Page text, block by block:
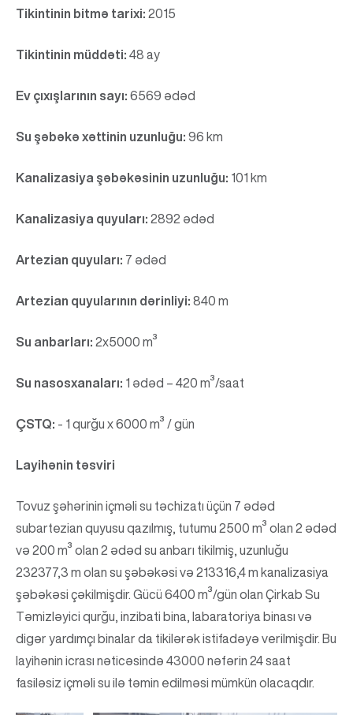
Tikintinin bitmə tarixi: 2015
Tikintinin müddəti: 48 ay
Ev çıxışlarının sayı: 6569 ədəd
Su şəbəkə xəttinin uzunluğu: 96 km
Kanalizasiya şəbəkəsinin uzunluğu: 101 km
Kanalizasiya quyuları: 2892 ədəd
Artezian quyuları: 7 ədəd
Artezian quyularının dərinliyi: 840 m
Su anbarları: 2x5000 m³
Su nasosxanaları: 1 ədəd – 420 m³/saat
ÇSTQ: - 1 qurğu x 6000 m³ / gün
Layihənin təsviri
Tovuz şəhərinin içməli su təchizatı üçün 7 ədəd
subartezian quyusu qazılmış, tutumu 2500 m³ olan 2 ədəd
və 200 m³ olan 2 ədəd su anbarı tikilmiş, uzunluğu
232377,3 m olan su şəbəkəsi və 213316,4 m kanalizasiya
şəbəkəsi çəkilmişdir. Gücü 6400 m³/gün olan Çirkab Su
Təmizləyici qurğu, inzibati bina, labaratoriya binası və
digər yardımçı binalar da tikilərək istifadəyə verilmişdir. Bu
layihənin icrası nəticəsində 43000 nəfərin 24 saat
fasiləsiz içməli su ilə təmin edilməsi mümkün olacaqdır.